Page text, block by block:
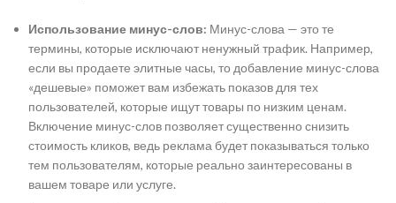
Использование минус-слов: Минус-слова — это те
термины, которые исключают ненужный трафик. Например,
если вы продаете элитные часы, то добавление минус-слова
«дешевые» поможет вам избежать показов для тех
пользователей, которые ищут товары по низким ценам.
Включение минус-слов позволяет существенно снизить
стоимость кликов, ведь реклама будет показываться только
тем пользователям, которые реально заинтересованы в
вашем товаре или услуге.